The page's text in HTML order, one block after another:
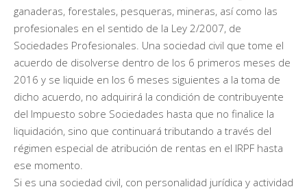
ganaderas, forestales, pesqueras, mineras, así como las
profesionales en el sentido de la Ley 2/2007, de
Sociedades Profesionales. Una sociedad civil que tome el
acuerdo de disolverse dentro de los 6 primeros meses de
2016 y se liquide en los 6 meses siguientes a la toma de
dicho acuerdo, no adquirirá la condición de contribuyente
del Impuesto sobre Sociedades hasta que no finalice la
liquidación, sino que continuará tributando a través del
régimen especial de atribución de rentas en el IRPF hasta
ese momento.
Si es una sociedad civil, con personalidad jurídica y actividad